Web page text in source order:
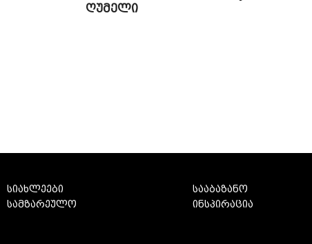
ღუმელი
სიახლეები
სამზარეულო
სააბაზანო
ინსპირაცია